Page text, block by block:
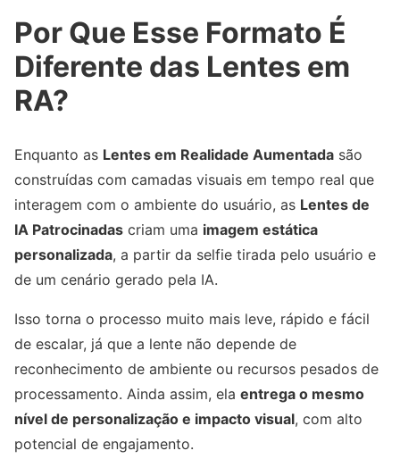
Por Que Esse Formato É
Diferente das Lentes em
RA?
Enquanto as Lentes em Realidade Aumentada são
construídas com camadas visuais em tempo real que
interagem com o ambiente do usuário, as Lentes de
IA Patrocinadas criam uma imagem estática
personalizada, a partir da selfie tirada pelo usuário e
de um cenário gerado pela IA.
Isso torna o processo muito mais leve, rápido e fácil
de escalar, já que a lente não depende de
reconhecimento de ambiente ou recursos pesados de
processamento. Ainda assim, ela entrega o mesmo
nível de personalização e impacto visual, com alto
potencial de engajamento.